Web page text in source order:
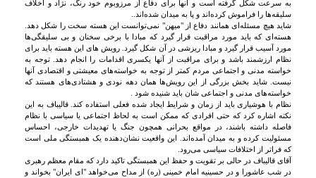
به سرعت شکل گرفته است و آنها برای دفاع از مرزوبوم خود رنگ، نژاد و اخلاف
سلیقه‌ها را فراموش کرده‌اند و پا به میدان شده‌اند..
شاید هیچ مسئله‌ای همانند دفاع از "میهن" نمی‌توانست این هسته سخت را شکل دهد.
هسته‌ای که باید مورد مراقبت قرار گیرد که مبادا با برخی سخنان و بی سلیقگی‌ها
مورد آسیب قرار گیرد و مبادا ریزشی در آن شکل گیرد. رویش های این هسته باید برای
نظام ارزشمند باشد و برای مراقبت از آنها یکسری اقدامات را انجام دهد. توجه به
خواسته مدنی و اجتماعی مردم کمتر از توجه به خواسته‌های معیشتی و اقتصادی آنها
نیست. شاید بخش بزرگی از این رویش‌ها همان دهه نودی و هشتادی‌های هستند که
خواسته‌های مدنی و اجتماعی شان باید شنیده شود .
نظام با هوشیاری باید از زمان و شرایط ایجاد شده فعلی استفاده کند. قالیباف به این
نکته اشاره کرد که حتی افرادی که ممکن است به لحاظ اجتماعی یا سیاسی با نظام
فاصله داشته باشند، در مواقع بحرانی همچون جنگ یا تهدیدات خارجی، احساس
مسئولیت کرده و به میدان آمده‌اند. این واقعیت نشان‌دهنده یک همبستگی ملی است
که فراتر از اختلافات سیاسی می‌رود.
آقای قالیباف در حالی بر تقویت و حفظ این همبستگی تاکید دارد که مقام معظم رهبری
در شب عاشورا و در حسینیه امام خمینی (ره) از مداح می‌خواهد "ای ایران" بخواند و